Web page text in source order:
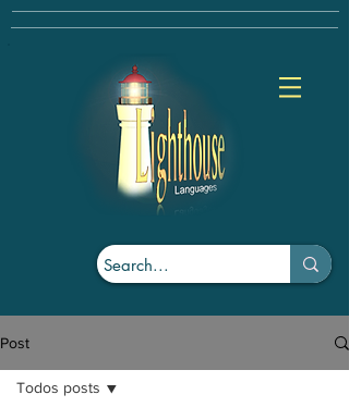
Post
Todos posts